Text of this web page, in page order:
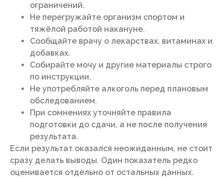
ограничений.
Не перегружайте организм спортом и
тяжёлой работой накануне.
Сообщайте врачу о лекарствах, витаминах и
добавках.
Собирайте мочу и другие материалы строго
по инструкции.
Не употребляйте алкоголь перед плановым
обследованием.
При сомнениях уточняйте правила
подготовки до сдачи, а не после получения
результата.
Если результат оказался неожиданным, не стоит
сразу делать выводы. Один показатель редко
оценивается отдельно от остальных данных.